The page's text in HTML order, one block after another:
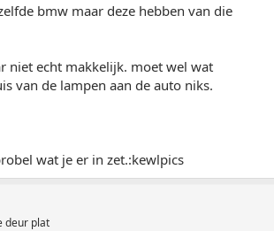
bmw maar deze hebben van die
niet echt makkelijk. moet wel wat
van de lampen aan de auto niks.
wat je er in zet.:kewlpics
deur plat